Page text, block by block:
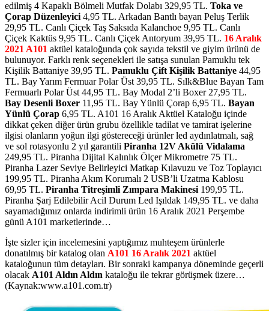
edilmiş 4 Kapaklı Bölmeli Mutfak Dolabı 329,95 TL. Toka ve
Çorap Düzenleyici4,95 TL. Arkadan Bantlı bayan Peluş Terlik
29,95 TL. Canlı Çiçek Taş Saksıda Kalanchoe 9,95 TL. Canlı
Çiçek Kaktüs 9,95 TL. Canlı Çiçek Antoryum 39,95 TL. 16 Aralık
2021 A101 aktüel kataloğunda çok sayıda tekstil ve giyim ürünü de
bulunuyor. Farklı renk seçenekleri ile satışa sunulan Pamuklu tek
Kişilik Battaniye 39,95 TL. Pamuklu Çift Kişilik Battaniye 44,95
TL. Bay Yarım Fermuar Polar Üst 39,95 TL. Sılk&Blue Bayan Tam
Fermuarlı Polar Üst 44,95 TL. Bay Modal 2’li Boxer 27,95 TL.
Bay Desenli Boxer 11,95 TL. Bay Yünlü Çorap 6,95 TL. Bayan
Yünlü Çorap 6,95 TL. A101 16 Aralık Aktüel Kataloğu içinde
dikkat çeken diğer ürün grubu özellikle tadilat ve tamirat işelerine
ilgisi olanların yoğun ilgi göstereceği ürünler led aydınlatmalı, sağ
ve sol rotasyonlu 2 yıl garantili Piranha 12V Akülü Vidalama
249,95 TL. Piranha Dijital Kalınlık Ölçer Mikrometre 75 TL.
Piranha Lazer Seviye Belirleyici Matkap Kılavuzu ve Toz Toplayıcı
199,95 TL. Piranha Akım Korumalı 2 USB’li Uzatma Kablosu
69,95 TL. Piranha Titreşimli Zımpara Makinesi199,95 TL.
Piranha Şarj Edilebilir Acil Durum Led Işıldak 149,95 TL. ve daha
sayamadığımız onlarda indirimli ürün 16 Aralık 2021 Perşembe
günü A101 marketlerinde…
İşte sizler için incelemesini yaptığımız muhteşem ürünlerle
donatılmış bir katalog olan A101 16 Aralık 2021 aktüel
kataloğunun tüm detayları. Bir sonraki kampanya döneminde geçerli
olacak A101 Aldın Aldın kataloğu ile tekrar görüşmek üzere…
(Kaynak:www.a101.com.tr)